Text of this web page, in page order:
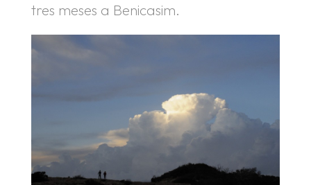
tres meses a Benicasim.